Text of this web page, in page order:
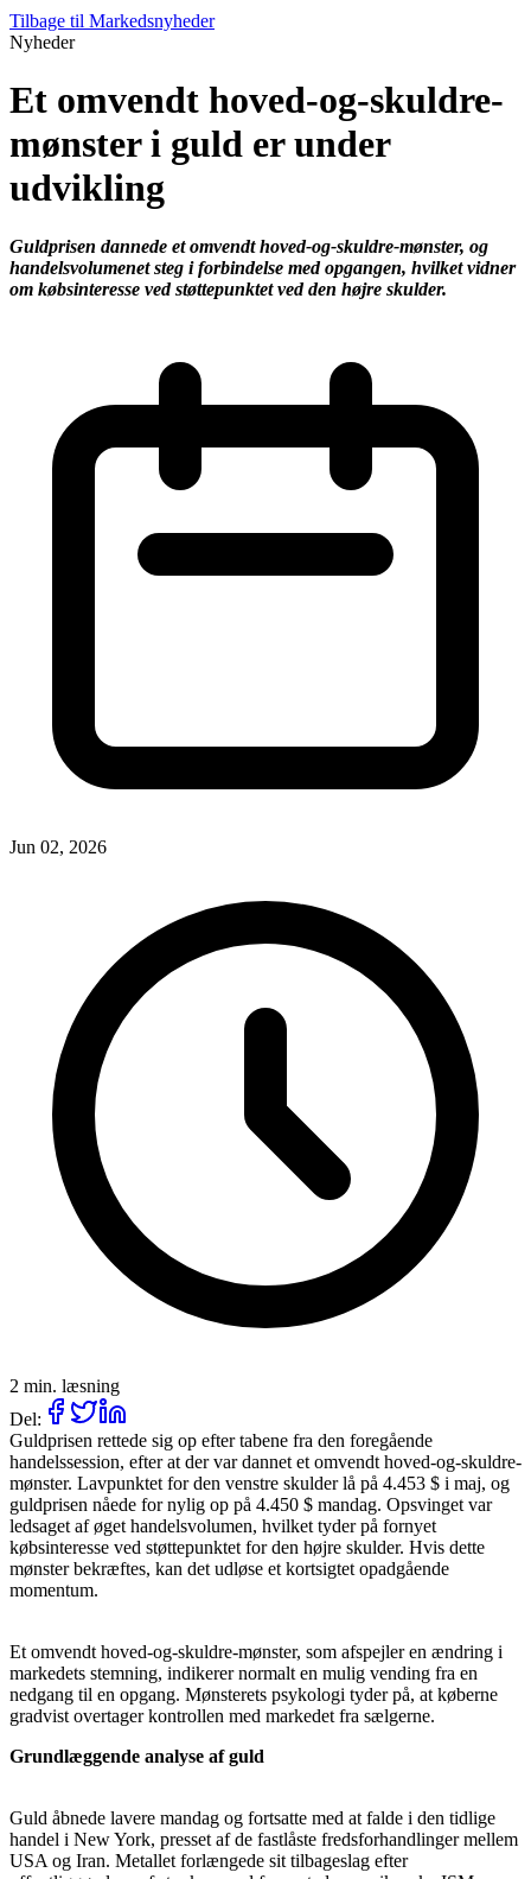
Tilbage til Markedsnyheder
Nyheder
Et omvendt hoved-og-skuldre-
mønster i guld er under
udvikling
Guldprisen dannede et omvendt hoved-og-skuldre-mønster, og
handelsvolumenet steg i forbindelse med opgangen, hvilket vidner
om købsinteresse ved støttepunktet ved den højre skulder.
Jun 02, 2026
2 min. læsning
Del:
Guldprisen rettede sig op efter tabene fra den foregående
handelssession, efter at der var dannet et omvendt hoved-og-skuldre-
mønster. Lavpunktet for den venstre skulder lå på 4.453 $ i maj, og
guldprisen nåede for nylig op på 4.450 $ mandag. Opsvinget var
ledsaget af øget handelsvolumen, hvilket tyder på fornyet
købsinteresse ved støttepunktet for den højre skulder. Hvis dette
mønster bekræftes, kan det udløse et kortsigtet opadgående
momentum.
Et omvendt hoved-og-skuldre-mønster, som afspejler en ændring i
markedets stemning, indikerer normalt en mulig vending fra en
nedgang til en opgang. Mønsterets psykologi tyder på, at køberne
gradvist overtager kontrollen med markedet fra sælgerne.
Grundlæggende analyse af guld
Guld åbnede lavere mandag og fortsatte med at falde i den tidlige
handel i New York, presset af de fastlåste fredsforhandlinger mellem
USA og Iran. Metallet forlængede sit tilbageslag efter